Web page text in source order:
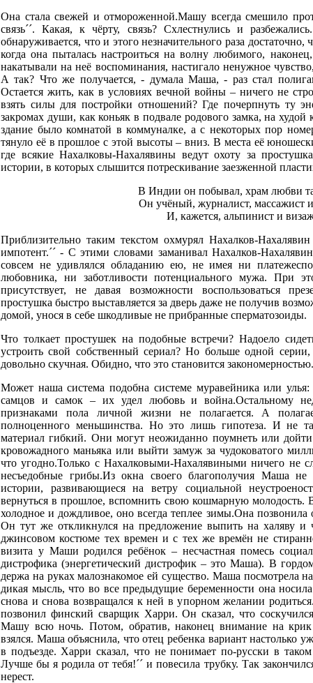
Она стала свежей и отмороженной.Машу всегда смешило
связь´´. Какая, к чёрту, связь? Схлестнулись и
обнаруживается, что и этого незначительного раза
когда она пыталась настроиться на волну любимого,
накатывали на неё воспоминания, настигало ненужное
А так? Что же получается, - думала Маша, - раз стал
Остается жить, как в условиях вечной войны – ничего не
взять силы для постройки отношений? Где почерпнуть ту
закромах души, как коньяк в подвале родового замка, на
здание было комнатой в коммуналке, а с некоторых поp
тянуло её в прошлое с этой высоты – вниз. В места её
где всякие Нахалковы-Нахалявины ведут охоту за
истории, в которых слышится потрескивание заезженной
В Индии он побывал, храм любви
Он учёный, журналист, массажист и
И, кажется, альпинист и
Приблизительно таким текстом охмурял Нахалков-
импотент.´´ - С этими словами заманивал Нахалков-
совсем не удивлялся обладанию ею, не имея ни
любовника, ни заботливости потенциального мужа. При
присутствует, не давая возможности воспользоваться
простушка быстро выставляется за дверь даже не получив
домой, унося в себе шкодливые не прибранные сперматозоиды.
Что толкает простушек на подобные встречи? Надоело
устроить свой собственный сериал? Но больше одной
довольно скучная. Обидно, что это становится закономерностью.
Может наша система подобна системе муравейника или улья:
самцов и самок – их удел любовь и война.Остальному
признаками пола личной жизни не полагается. А
полноценного меньшинства. Но это лишь гипотеза. И не
материал гибкий. Они могут неожиданно поумнеть или
кровожадного маньяка или выйти замуж за чудоковатого
что угодно.Только с Нахалковыми-Нахалявиными ничего не
несъедобные грибы.Из окна своего благополучия Маша не
истории, развивающиеся на ветру социальной
вернуться в прошлое, вспомнить свою кошмарную молодость.
холодное и дождливое, оно всегда теплее зимы.Она
Он тут же откликнулся на предложение выпить на халяву и
джинсовом костюме тех времен и с тех же времён не
визита y Маши родился ребёнок – несчастная помесь
дистрофика (энергетический дистрофик – это Маша). В
держа на руках малознакомое ей существо. Маша посмотрела
дикая мысль, что во все предыдущие беременности она
снова и снова возвращался к ней в упорном желании
позвонил финский сварщик Харри. Он сказал, что
Машу всю ночь. Потом, обратив, наконец внимание на крик
взялся. Маша объяснила, что отец ребенка вариант настолько
в подъезде. Харри сказал, что не понимает по-русски в
Лучше бы я родила от тебя!´´ и повесила трубку. Так
нерест.